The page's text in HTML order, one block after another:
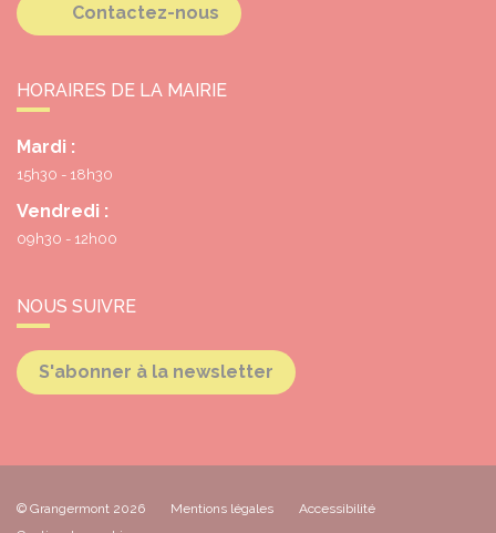
Contactez-nous
HORAIRES DE LA MAIRIE
Mardi :
15h30 - 18h30
Vendredi :
09h30 - 12h00
NOUS SUIVRE
S'abonner à la newsletter
© Grangermont 2026 Mentions légales
Accessibilité